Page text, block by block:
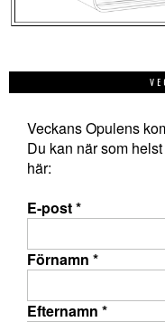
Veckans Opulens
Du kan när som
här:
E-post*
Förnamn *
Efternamn *